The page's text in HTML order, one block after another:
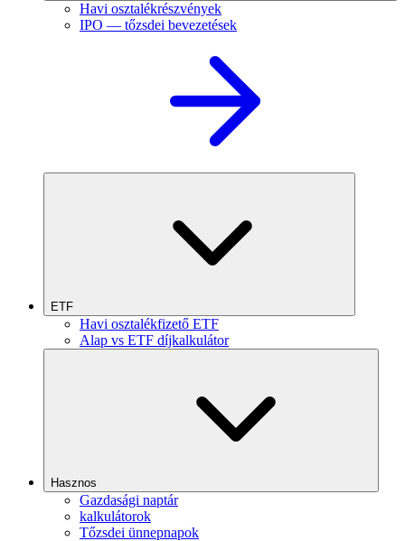
Havi osztalékrészvények
IPO — tőzsdei bevezetések
ETF
Havi osztalékfizető ETF
Alap vs ETF díjkalkulátor
Hasznos
Gazdasági naptár
kalkulátorok
Tőzsdei ünnepnapok